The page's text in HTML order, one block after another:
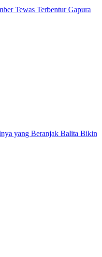
Tewas Terbentur Gapura
yang Beranjak Balita Bikin